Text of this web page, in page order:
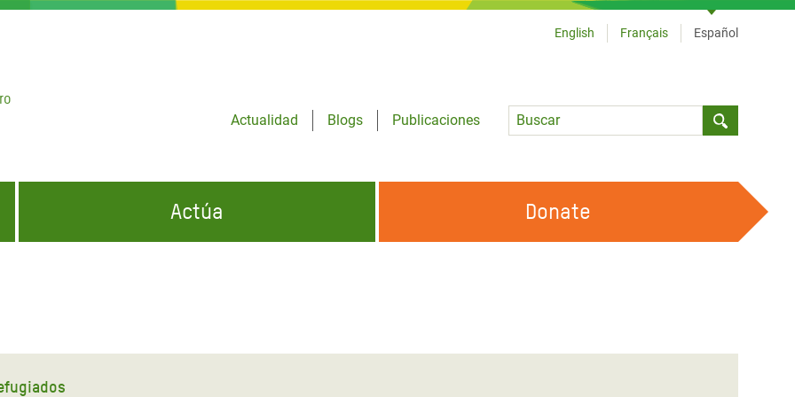
Actualidad
Blogs
Publicaciones
Language
English Français Español
por la Crisis en
Actúa Donate